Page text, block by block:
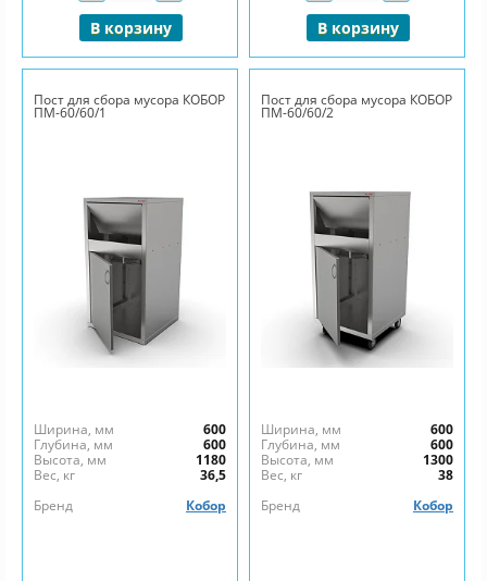
В корзину В корзину
Пост для сбора мусора КОБОР
ПМ-60/60/1
Ширина, мм
600
Глубина, мм
600
Высота, мм
1180
Вес, кг
36,5
Бренд
Кобор
Пост для сбора мусора КОБОР
ПМ-60/60/2
Ширина, мм
600
Глубина, мм
600
Высота, мм
1300
Вес, кг
38
Бренд
Кобор